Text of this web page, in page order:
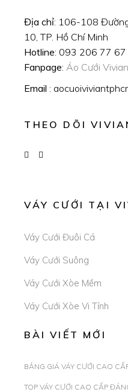
Địa chỉ: 106-108
10, TP. Hồ Chí Minh
Hotline: 093 206 77 67
Fanpage: Áo Cưới Vivian
Email :
THEO DÕI
VÁY CƯỚI TẠI
Váy Cưới Đuôi Cá
Váy Cưới Suông
Váy Cưới Xòe Mềm
Váy Cưới Xòe Vi Tính
BÀI VIẾT MỚI
BẢNG GIÁ VÁY CƯỚI CAO
TOP VÁY CƯỚI CAO CẤP